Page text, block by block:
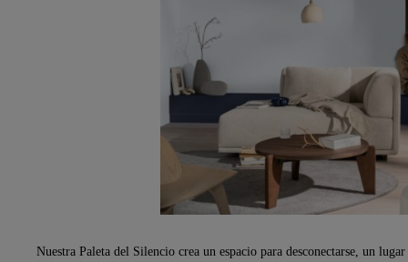
Nuestra Paleta del Silencio crea un espacio para desconectarse, un